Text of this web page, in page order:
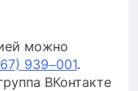
можно
939‒001.
ВКонтакте